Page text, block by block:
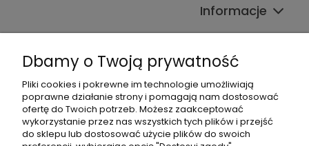
Informacje
Kontakt ze sklepem
Dane kontaktowe
603377506
sklep@komfort-biuro.pl
Dbamy o Twoją prywatność
Pliki cookies i pokrewne im technologie umożliwiają
poprawne działanie strony i pomagają nam dostosować
ofertę do Twoich potrzeb. Możesz zaakceptować
wykorzystanie przez nas wszystkich tych plików i przejść
do sklepu lub dostosować użycie plików do swoich